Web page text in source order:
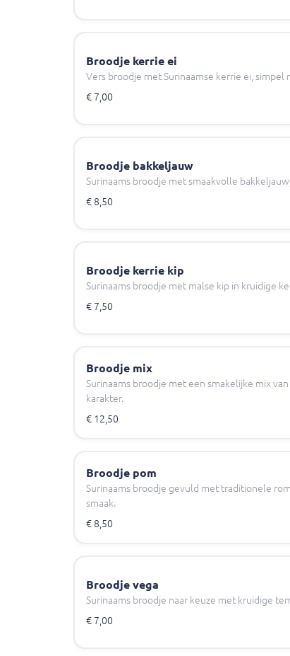
Broodje kerrie ei
Vers broodje met Surinaamse kerrie ei, simpel
€ 7,00
Broodje bakkeljauw
Surinaams broodje met smaakvolle
€ 8,50
Broodje kerrie kip
Surinaams broodje met malse kip in kruidige
€ 7,50
Broodje mix
Surinaams broodje met een smakelijke mix
karakter.
€ 12,50
Broodje pom
Surinaams broodje gevuld met traditionele
smaak.
€ 8,50
Broodje vega
Surinaams broodje naar keuze met kruidige
€ 7,00